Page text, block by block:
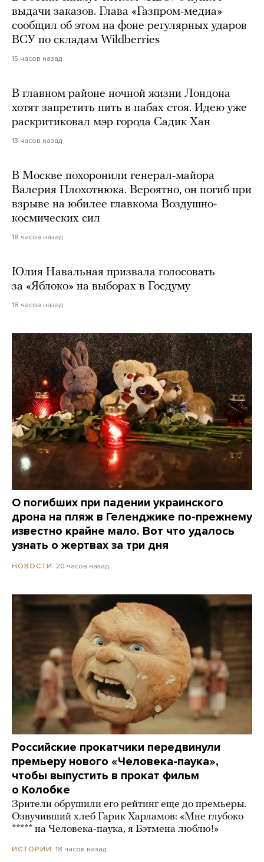
выдачи заказов. Глава «Газпром-медиа»
сообщил об этом на фоне регулярных ударов
ВСУ по складам Wildberries
15 часов назад
В главном районе ночной жизни Лондона
хотят запретить пить в пабах стоя. Идею уже
раскритиковал мэр города Садик Хан
13 часов назад
В Москве похоронили генерал-майора
Валерия Плохотнюка. Вероятно, он погиб при
взрыве на юбилее главкома Воздушно-
космических сил
18 часов назад
Юлия Навальная призвала голосовать
за «Яблоко» на выборах в Госдуму
18 часов назад
О погибших при падении украинского
дрона на пляж в Геленджике по-прежнему
известно крайне мало. Вот что удалось
узнать о жертвах за три дня
НОВОСТИ 20 часов назад
Российские прокатчики передвинули
премьеру нового «Человека-паука»,
чтобы выпустить в прокат фильм
о Колобке
Зрители обрушили его рейтинг еще до премьеры.
Озвучивший хлеб Гарик Харламов: «Мне глубоко
***** на Человека-паука, я Бэтмена люблю!»
ИСТОРИИ 18 часов назад